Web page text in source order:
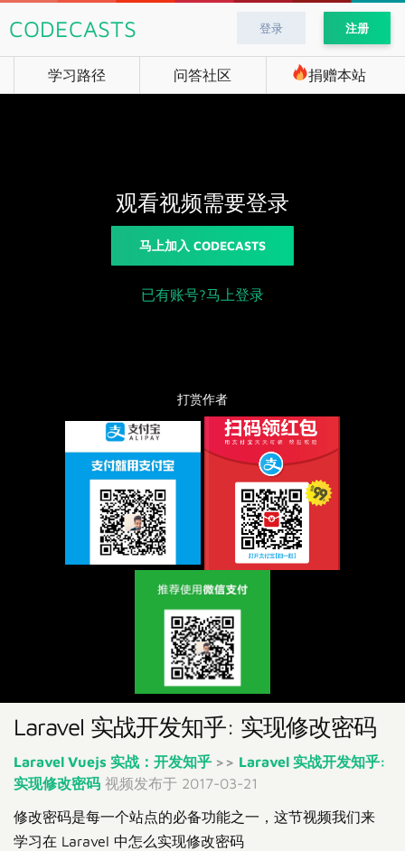
CODECASTS 登录 注册
学习路径 问答社区 捐赠本站
观看视频需要登录
马上加入 CODECASTS
已有账号?马上登录
打赏作者
Laravel 实战开发知乎: 实现修改密码
Laravel Vuejs 实战：开发知乎 >> Laravel 实战开发知乎:
实现修改密码 视频发布于 2017-03-21
修改密码是每一个站点的必备功能之一，这节视频我们来
学习在 Laravel 中怎么实现修改密码